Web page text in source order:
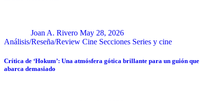
Joan A. Rivero May 28, 2026
Análisis/Reseña/Review Cine Secciones Series y cine
Crítica de ‘Hokum’: Una atmósfera gótica brillante para un guión que
abarca demasiado